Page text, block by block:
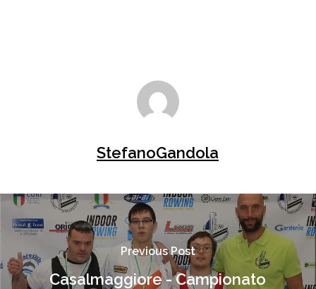
StefanoGandola
Previous Post
Casalmaggiore - Campionato